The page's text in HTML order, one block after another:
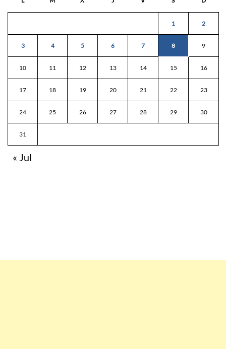
1 2
3 4 5 6 7 8 9
10 11 12 13 14 15 16
17 18 19 20 21 22 23
24 25 26 27 28 29 30
31
« Jul